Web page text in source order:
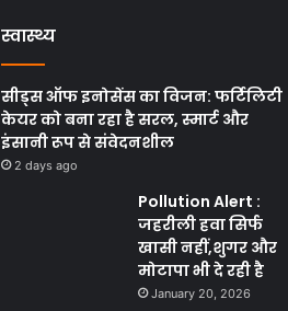
स्वास्थ्य
सीड्स ऑफ इनोसेंस का विजन: फर्टिलिटी
केयर को बना रहा है सरल, स्मार्ट और
इंसानी रूप से संवेदनशील
2 days ago
Pollution Alert :
जहरीली हवा सिर्फ
खासी नहीं,शुगर और
मोटापा भी दे रही है
January 20, 2026